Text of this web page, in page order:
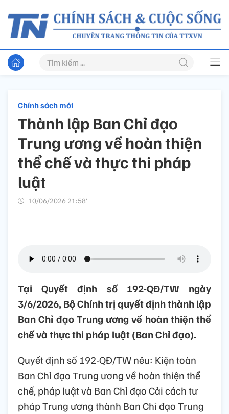
Chính sách mới
Thành lập Ban Chỉ đạo
Trung ương về hoàn thiện
thể chế và thực thi pháp
luật
10/06/2026 21:58’
Tại Quyết định số 192-QĐ/TW ngày
3/6/2026, Bộ Chính trị quyết định thành lập
Ban Chỉ đạo Trung ương về hoàn thiện thể
chế và thực thi pháp luật (Ban Chỉ đạo).
Quyết định số 192-QĐ/TW nêu: Kiện toàn
Ban Chỉ đạo Trung ương về hoàn thiện thể
chế, pháp luật và Ban Chỉ đạo Cải cách tư
pháp Trung ương thành Ban Chỉ đạo Trung